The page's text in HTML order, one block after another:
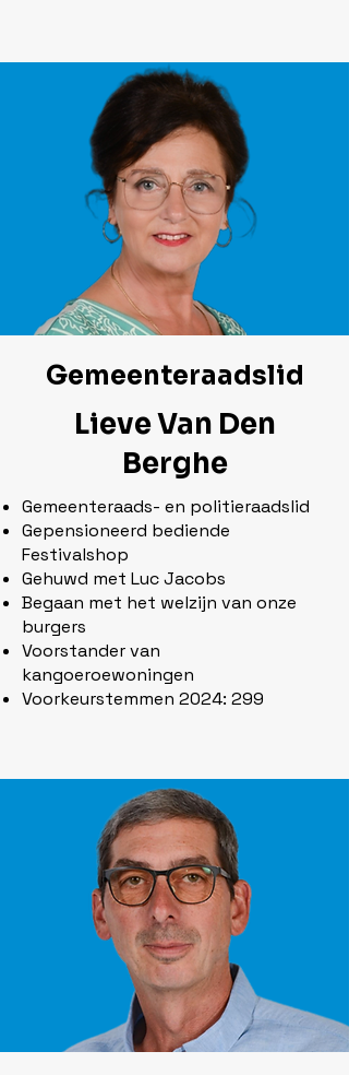
Gemeenteraadslid
Lieve Van Den
Berghe
Gemeenteraads- en politieraadslid
Gepensioneerd bediende
Festivalshop
Gehuwd met Luc Jacobs
Begaan met het welzijn van onze
burgers
Voorstander van
kangoeroewoningen
Voorkeurstemmen 2024: 299